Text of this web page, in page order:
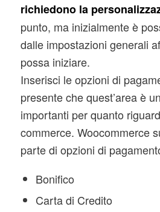
richiedono la
punto, ma inizialmente è
dalle impostazioni generali
possa iniziare.
Inserisci le opzioni di
presente che quest’area è
importanti per quanto
commerce. Woocommerce
parte di opzioni di
Bonifico
Carta di Credito